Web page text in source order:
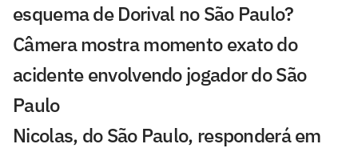
esquema de Dorival no São Paulo?
Câmera mostra momento exato do
acidente envolvendo jogador do São
Paulo
Nicolas, do São Paulo, responderá em